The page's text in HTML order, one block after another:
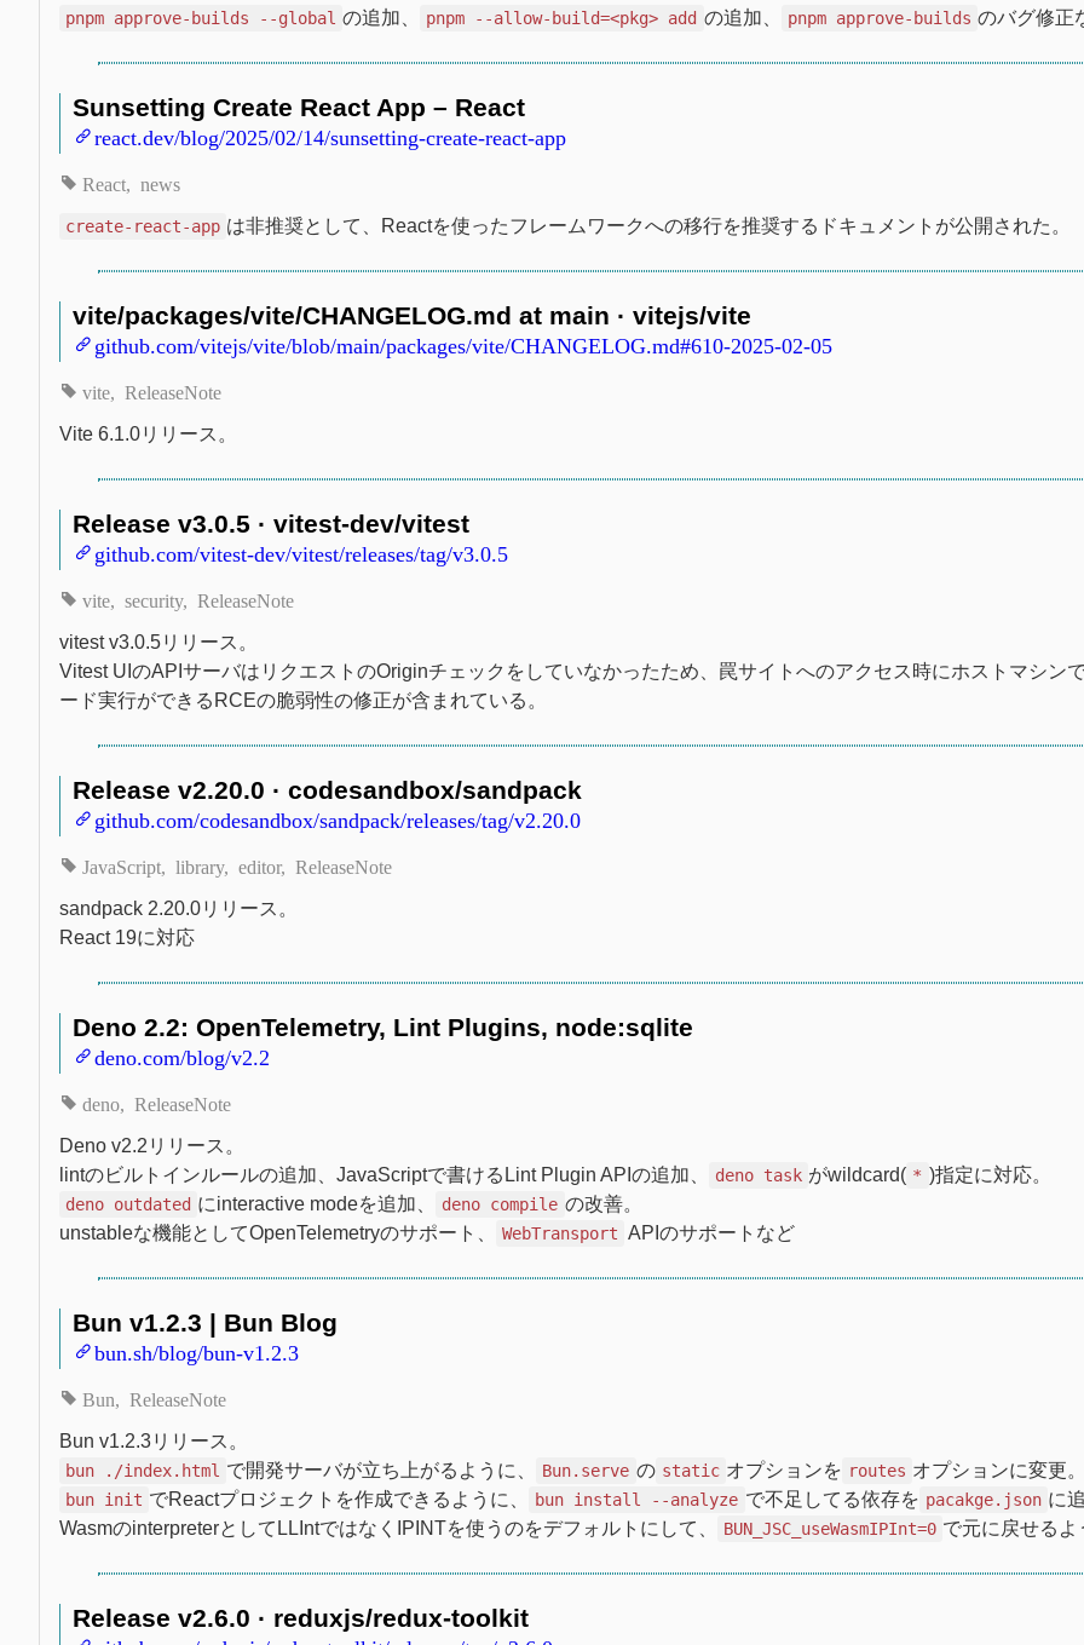
pnpm approve-builds --global の追加、 pnpm --allow-build=<pkg> add の追加、 pnpm approve-builds のバグ修正
Sunsetting Create React App – React
react.dev/blog/2025/02/14/sunsetting-create-react-app
React news
create-react-app は非推奨として、Reactを使ったフレームワークへの移行を推奨するドキュメントが公開された。
vite/packages/vite/CHANGELOG.md at main · vitejs/vite
github.com/vitejs/vite/blob/main/packages/vite/CHANGELOG.md#610-2025-02-05
vite ReleaseNote
Vite 6.1.0リリース。
Release v3.0.5 · vitest-dev/vitest
github.com/vitest-dev/vitest/releases/tag/v3.0.5
vite security ReleaseNote
vitest v3.0.5リリース。
Vitest UIのAPIサーバはリクエストのOriginチェックをしていなかったため、罠サイトへのアクセス時にホストマシン
ード実行ができるRCEの脆弱性の修正が含まれている。
Release v2.20.0 · codesandbox/sandpack
github.com/codesandbox/sandpack/releases/tag/v2.20.0
JavaScript library editor ReleaseNote
sandpack 2.20.0リリース。
React 19に対応
Deno 2.2: OpenTelemetry, Lint Plugins, node:sqlite
deno.com/blog/v2.2
deno ReleaseNote
Deno v2.2リリース。
lintのビルトインルールの追加、JavaScriptで書けるLint Plugin APIの追加、
deno task がwildcard( * )指定に対応。
deno outdated にinteractive modeを追加、 deno compile の改善。
unstableな機能としてOpenTelemetryのサポート、
WebTransport APIのサポートなど
Bun v1.2.3 | Bun Blog
bun.sh/blog/bun-v1.2.3
Bun ReleaseNote
Bun v1.2.3リリース。
bun ./index.html で開発サーバが立ち上がるように、 Bun.serve の static オプションを routes オプションに変更
bun init でReactプロジェクトを作成できるように、 bun install --analyze で不足してる依存を pacakge.json に
WasmのinterpreterとしてLLIntではなくIPINTを使うのをデフォルトにして、
BUN_JSC_useWasmIPInt=0 で元に戻せるよ
Release v2.6.0 · reduxjs/redux-toolkit